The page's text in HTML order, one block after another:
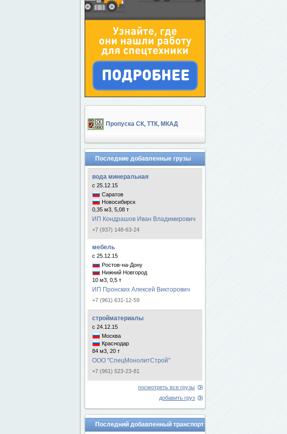
Пропуска СК, ТТК, МКАД
Последние добавленные грузы
вода минеральная
с 25.12.15
Саратов
Новосибирск
0,35 м3, 5,08 т
ИП Кондрашов Иван Владимирович
+7 (937) 148-63-24
мебель
с 25.12.15
Ростов-на-Дону
Нижний Новгород
10 м3, 0,5 т
ИП Пронских Алексей Викторович
+7 (961) 631-12-59
стройматериалы
с 24.12.15
Москва
Краснодар
84 м3, 20 т
ООО "СпецМонолитСтрой"
+7 (961) 523-23-81
посмотреть все грузы
добавить груз
Последний добавленный транспорт